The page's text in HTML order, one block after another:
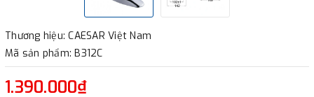
Thương hiệu: CAESAR Việt Nam
Mã sản phẩm: B312C
1.390.000₫